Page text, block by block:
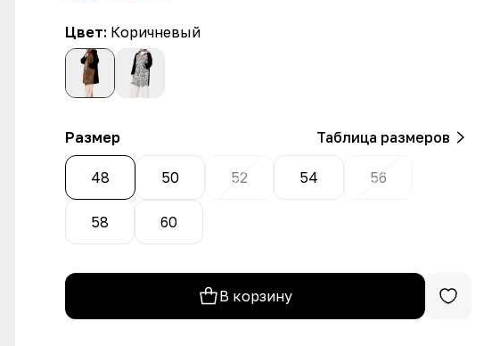
Цвет: Коричневый
Размер Таблица размеров
48 50 52 54 56
58 60
В корзину